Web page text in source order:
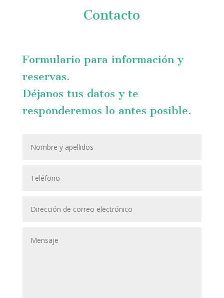
Contacto
Formulario para información y
reservas.
Déjanos tus datos y te
responderemos lo antes posible.